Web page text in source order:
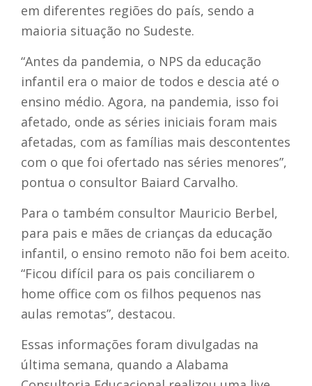
em diferentes regiões do país, sendo a
maioria situação no Sudeste.
“Antes da pandemia, o NPS da educação
infantil era o maior de todos e descia até o
ensino médio. Agora, na pandemia, isso foi
afetado, onde as séries iniciais foram mais
afetadas, com as famílias mais descontentes
com o que foi ofertado nas séries menores”,
pontua o consultor Baiard Carvalho.
Para o também consultor Mauricio Berbel,
para pais e mães de crianças da educação
infantil, o ensino remoto não foi bem aceito.
“Ficou difícil para os pais conciliarem o
home office com os filhos pequenos nas
aulas remotas”, destacou.
Essas informações foram divulgadas na
última semana, quando a Alabama